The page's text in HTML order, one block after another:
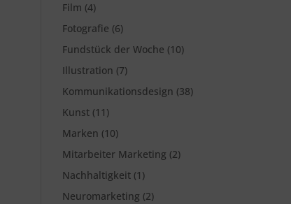
Film (4)
Fotografie (6)
Fundstück der Woche (10)
Illustration (7)
Kommunikationsdesign (38)
Kunst(11)
Marken (10)
Mitarbeiter Marketing (2)
Nachhaltigkeit(1)
Neuromarketing (2)